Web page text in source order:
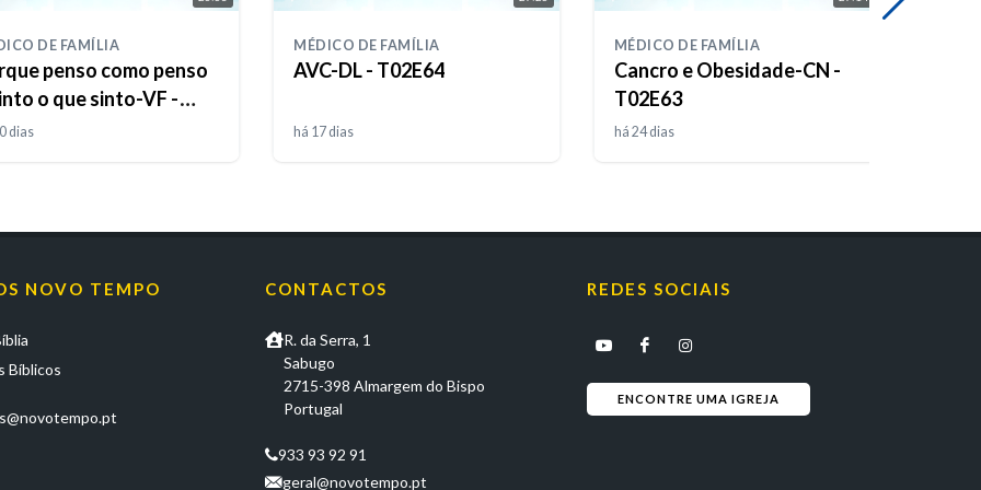
DE FAMÍLIA
penso como penso
o que sinto-VF -
dias
MÉDICO DE FAMÍLIA
AVC-DL - T02E64
há 17 dias
MÉDICO DE FAMÍLIA
Cancro e Obesidade-CN -
T02E63
há 24 dias
NOVO TEMPO
Bíblicos
CONTACTOS
R. da Serra, 1
Sabugo
2715-398 Almargem do Bispo
Portugal
933 93 92 91
geral@novotempo.pt
REDES SOCIAIS
ENCONTRE UMA IGREJA